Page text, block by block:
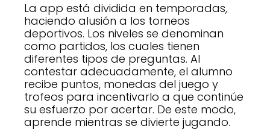
La app está dividida en temporadas,
haciendo alusión a los torneos
deportivos. Los niveles se denominan
como partidos, los cuales tienen
diferentes tipos de preguntas. Al
contestar adecuadamente, el alumno
recibe puntos, monedas del juego y
trofeos para incentivarlo a que continúe
su esfuerzo por acertar. De este modo,
aprende mientras se divierte jugando.